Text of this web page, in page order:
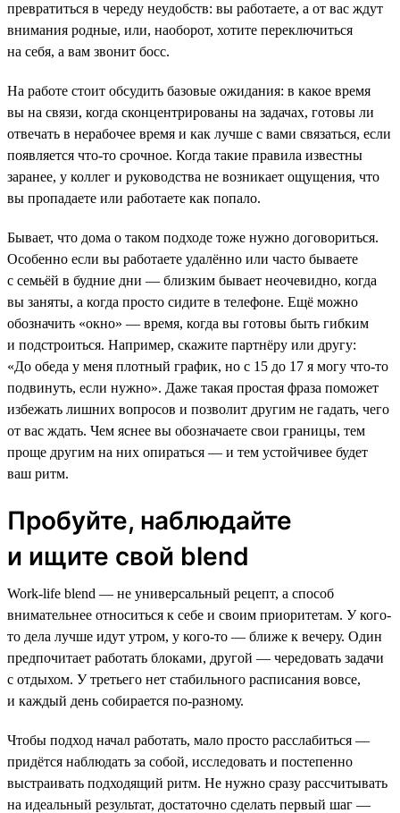
превратиться в череду неудобств: вы работаете, а от вас ждут
внимания родные, или, наоборот, хотите переключиться
на себя, а вам звонит босс.
На работе стоит обсудить базовые ожидания: в какое время
вы на связи, когда сконцентрированы на задачах, готовы ли
отвечать в нерабочее время и как лучше с вами связаться, если
появляется что-то срочное. Когда такие правила известны
заранее, у коллег и руководства не возникает ощущения, что
вы пропадаете или работаете как попало.
Бывает, что дома о таком подходе тоже нужно договориться.
Особенно если вы работаете удалённо или часто бываете
с семьёй в будние дни — близким бывает неочевидно, когда
вы заняты, а когда просто сидите в телефоне. Ещё можно
обозначить «окно» — время, когда вы готовы быть гибким
и подстроиться. Например, скажите партнёру или другу:
«До обеда у меня плотный график, но с 15 до 17 я могу что-то
подвинуть, если нужно». Даже такая простая фраза поможет
избежать лишних вопросов и позволит другим не гадать, чего
от вас ждать. Чем яснее вы обозначаете свои границы, тем
проще другим на них опираться — и тем устойчивее будет
ваш ритм.
Пробуйте, наблюдайте
и ищите свой blend
Work-life blend — не универсальный рецепт, а способ
внимательнее относиться к себе и своим приоритетам. У кого-
то дела лучше идут утром, у кого-то — ближе к вечеру. Один
предпочитает работать блоками, другой — чередовать задачи
с отдыхом. У третьего нет стабильного расписания вовсе,
и каждый день собирается по-разному.
Чтобы подход начал работать, мало просто расслабиться —
придётся наблюдать за собой, исследовать и постепенно
выстраивать подходящий ритм. Не нужно сразу рассчитывать
на идеальный результат, достаточно сделать первый шаг —